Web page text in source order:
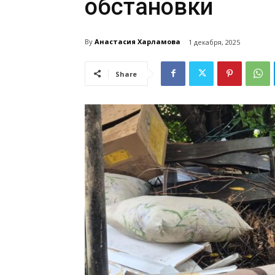
обстановки
By Анастасия Харламова 1 декабря, 2025
Share